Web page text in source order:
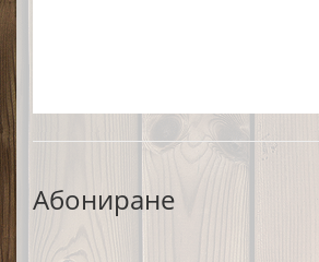
Абониране